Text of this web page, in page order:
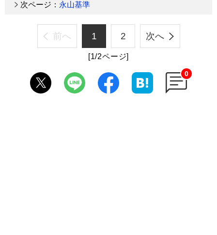
次ページ： 永山基準
前へ 1 2 次へ
[1/2ページ]
0